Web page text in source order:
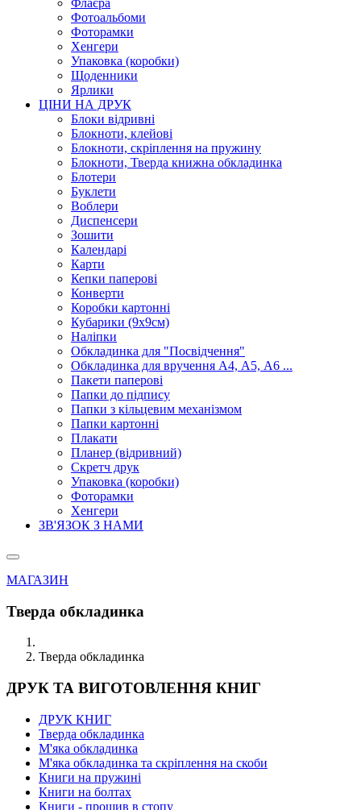
Флаєра
Фотоальбоми
Фоторамки
Хенгери
Упаковка (коробки)
Щоденники
Ярлики
ЦІНИ НА ДРУК
Блоки відривні
Блокноти, клейові
Блокноти, скріплення на пружину
Блокноти, Тверда книжна обкладинка
Блотери
Буклети
Воблери
Диспенсери
Зошити
Календарі
Карти
Кепки паперові
Конверти
Коробки картонні
Кубарики (9х9см)
Наліпки
Обкладинка для "Посвідчення"
Обкладинка для вручення А4, А5, А6 ...
Пакети паперові
Папки до підпису
Папки з кільцевим механізмом
Папки картонні
Плакати
Планер (відривний)
Скретч друк
Упаковка (коробки)
Фоторамки
Хенгери
ЗВ'ЯЗОК З НАМИ
МАГАЗИН
Тверда обкладинка
Тверда обкладинка
ДРУК ТА ВИГОТОВЛЕННЯ КНИГ
ДРУК КНИГ
Тверда обкладинка
М'яка обкладинка
М'яка обкладинка та скріплення на скоби
Книги на пружині
Книги на болтах
Книги - прошив в стопу